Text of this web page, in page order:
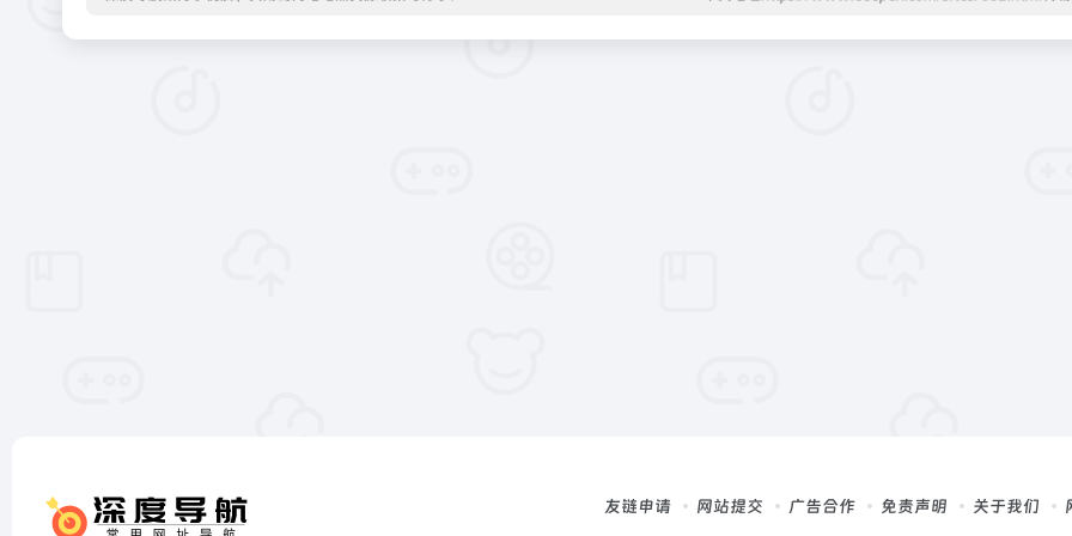
友链申请 网站提交 广告合作 免责声明 关于我们